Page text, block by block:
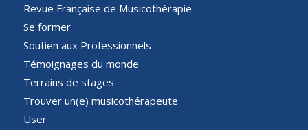
Revue Française de Musicothérapie
Se former
Soutien aux Professionnels
Témoignages du monde
Terrains de stages
Trouver un(e) musicothérapeute
User